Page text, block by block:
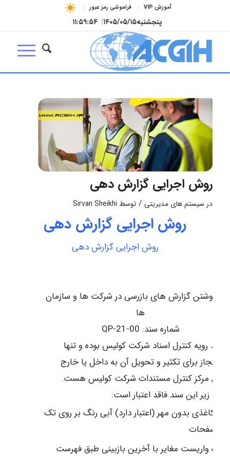
آموزش VIP فراموشی رمز عبور
پنجشنبه۱۴۰۵/۰۵/۱۵| ۱۱:۵۹:۵۵
روش اجرایی گزارش دهی
در سیستم های مدیریتی / توسط Sirvan Sheikhi
روش اجرایی گزارش دهی
روش اجرایی گزارش دهی
نوشتن گزارش های بازرسی در شرکت ها و سازمان
ها
شماره سند: QP-21-00
سند رویه کنترل اسناد شرکت کولیس بوده و تنها
مجاز برای تکثیر و تحویل آن به داخل یا خارج
زیر این سند فاقد اعتبار است:
کاغذی بدون مهر (اعتبار دارد) آبی رنگ بر روی تک
صفحات
واریست مغایر با آخرین بازبینی طبق فهرست